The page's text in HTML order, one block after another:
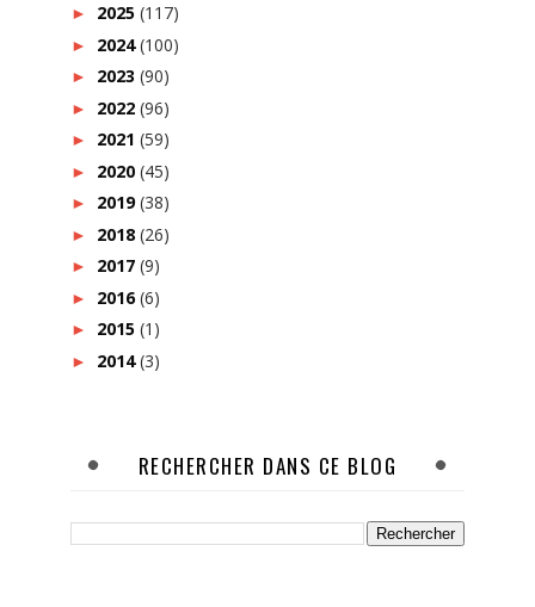
► 2025 (117)
► 2024(100)
► 2023 (90)
► 2022 (96)
► 2021 (59)
► 2020 (45)
► 2019(38)
► 2018 (26)
► 2017 (9)
► 2016(6)
► 2015 (1)
► 2014(3)
RECHERCHER DANS CE BLOG